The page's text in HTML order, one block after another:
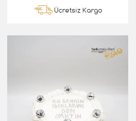
Ücretsiz Kargo